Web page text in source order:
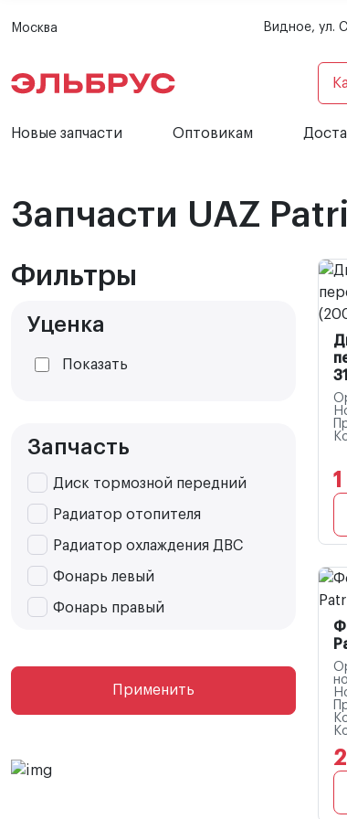
Москва Видное, ул.
Новые запчасти Оптовикам
Запчасти UAZ
Фильтры
Уценка
Показать
Запчасть
Диск тормозной передний
Радиатор отопителя
Радиатор охлаждения ДВС
Фонарь левый
Фонарь правый
Применить